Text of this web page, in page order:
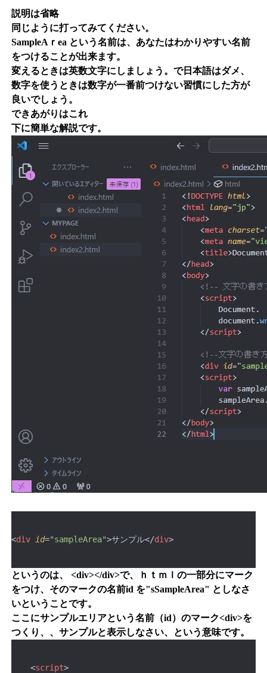
説明は省略
同じように打ってみてください。
SampleAｒea という名前は、あなたはわかりやすい名前
をつけることが出来ます。
変えるときは英数文字にしましょう。で日本語はダメ、
数字を使うときは数字が一番前つけない習慣にした方が
良いでしょう。
できあがりはこれ
下に簡単な解説です。
<div id="sampleArea">サンプル</div>
というのは、 <div></div>で、ｈｔｍｌの一部分にマーク
をつけ、そのマークの名前id を"sSampleArea" としなさ
いということです。
ここにサンプルエリアという名前（id）のマーク<div>を
つくり、、サンプルと表示しなさい、という意味です。
<script>